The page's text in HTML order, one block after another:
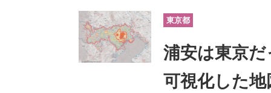
ビジネスと働き方のヒント
ITエンジニア向け専門サイト 企業向け
東京都
浦安は東京
可視化した